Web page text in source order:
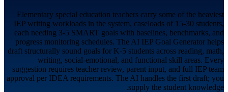
Elementary special education teachers carry some of the heaviest
IEP writing workloads in the system, caseloads of 15-30 students,
each needing 3-5 SMART goals with baselines, benchmarks, and
progress monitoring schedules. The AI IEP Goal Generator helps
draft structurally sound goals for K-5 students across reading, math,
writing, social-emotional, and functional skill areas. Every
suggestion requires teacher review, parent input, and full IEP team
approval per IDEA requirements. The AI handles the first draft; you
supply the student knowledge.